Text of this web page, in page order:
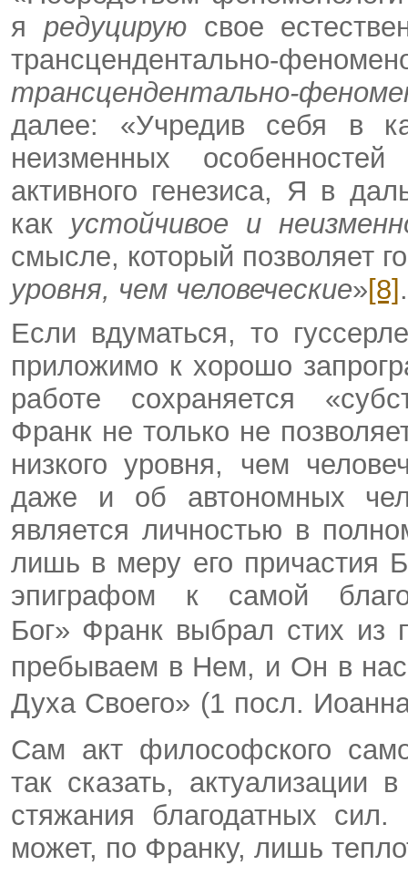
я редуцирую свое
трансцендентально-
трансцендентально-
далее: «Учредив себя в
неизменных
активного генезиса, Я в
как устойчивое и
смысле, который позволяет
уровня, чем человеческие»[8].
Если вдуматься, то
приложимо к хорошо
работе сохраняется
Франк не только не
низкого уровня, чем
даже и об автономных
является личностью в
лишь в меру его причастия
эпиграфом к самой
Бог» Франк выбрал стих из
пребываем в Нем, и Он в
Духа Своего» (1 посл.
Сам акт философского
так сказать, актуализации
стяжания благодатных
может, по Франку, лишь